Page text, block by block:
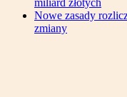
miliard złotych
Nowe zasady
zmiany